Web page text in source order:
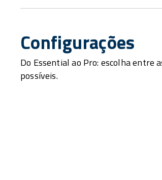
Configurações
Do Essential ao Pro: escolha entre
possíveis.